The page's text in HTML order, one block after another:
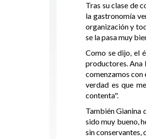
Tras su clase de
la gastronomía
organización y
se la pasa muy
Como se dijo, el
productores. Ana
comenzamos con
verdad es que
contenta".
También Gianina
sido muy bueno,
sin conservantes,